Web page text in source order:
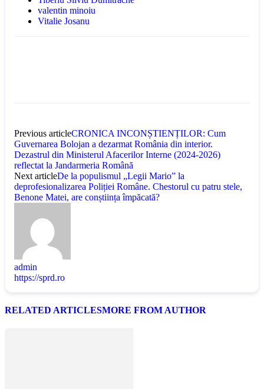
valentin minoiu
Vitalie Josanu
Previous articleCRONICA INCONȘTIENȚILOR: Cum
Guvernarea Bolojan a dezarmat România din interior.
Dezastrul din Ministerul Afacerilor Interne (2024-2026)
reflectat la Jandarmeria Română
Next articleDe la populismul „Legii Mario” la
deprofesionalizarea Poliției Române. Chestorul cu patru stele,
Benone Matei, are conștiința împăcată?
admin
https://sprd.ro
RELATED ARTICLESMORE FROM AUTHOR